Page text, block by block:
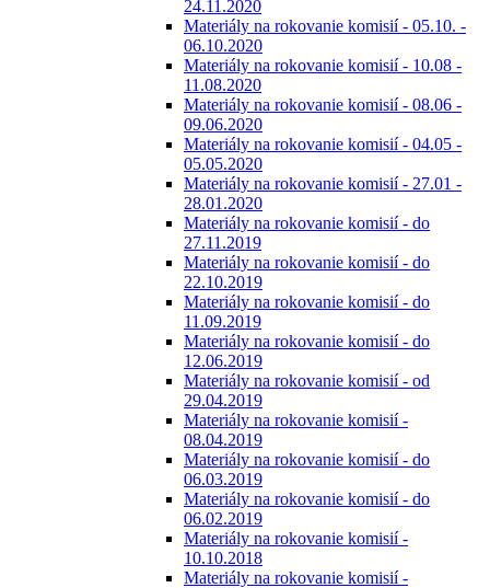
24.11.2020
Materiály na rokovanie komisií - 05.10. -
06.10.2020
Materiály na rokovanie komisií - 10.08 -
11.08.2020
Materiály na rokovanie komisií - 08.06 -
09.06.2020
Materiály na rokovanie komisií - 04.05 -
05.05.2020
Materiály na rokovanie komisií - 27.01 -
28.01.2020
Materiály na rokovanie komisií - do
27.11.2019
Materiály na rokovanie komisií - do
22.10.2019
Materiály na rokovanie komisií - do
11.09.2019
Materiály na rokovanie komisií - do
12.06.2019
Materiály na rokovanie komisií - od
29.04.2019
Materiály na rokovanie komisií -
08.04.2019
Materiály na rokovanie komisií - do
06.03.2019
Materiály na rokovanie komisií - do
06.02.2019
Materiály na rokovanie komisií -
10.10.2018
Materiály na rokovanie komisií -